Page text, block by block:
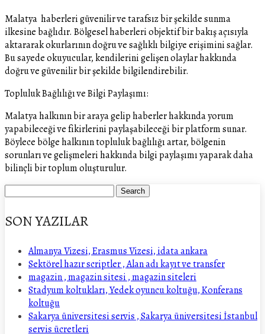
Malatya haberleri güvenilir ve tarafsız bir şekilde sunma
ilkesine bağlıdır. Bölgesel haberleri objektif bir bakış açısıyla
aktararak okurlarının doğru ve sağlıklı bilgiye erişimini sağlar.
Bu sayede okuyucular, kendilerini gelişen olaylar hakkında
doğru ve güvenilir bir şekilde bilgilendirebilir.
Topluluk Bağlılığı ve Bilgi Paylaşımı:
Malatya halkının bir araya gelip haberler hakkında yorum
yapabileceği ve fikirlerini paylaşabileceği bir platform sunar.
Böylece bölge halkının topluluk bağlılığı artar, bölgenin
sorunları ve gelişmeleri hakkında bilgi paylaşımı yaparak daha
bilinçli bir toplum oluşturulur.
SON YAZILAR
Almanya Vizesi, Erasmus Vizesi, idata ankara
Sektörel hazır scriptler , Alan adı kayıt ve transfer
magazin , magazin sitesi , magazin siteleri
Stadyum koltukları, Yedek oyuncu koltuğu, Konferans
koltuğu
Sakarya üniversitesi servis , Sakarya üniversitesi İstanbul
servis ücretleri